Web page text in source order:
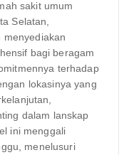
sakit umum
Selatan,
menyediakan
bagi beragam
terhadap
lokasinya yang
dalam lanskap
ini menggali
menelusuri